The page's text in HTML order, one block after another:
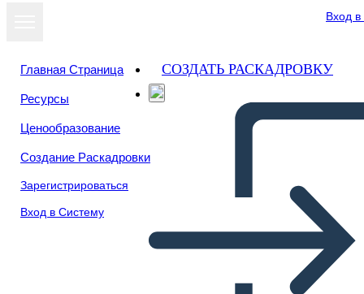
Вход
Главная Страница
Ресурсы
Ценообразование
Создание Раскадровки
Зарегистрироваться
Вход в Систему
СОЗДАТЬ РАСКАДРОВКУ